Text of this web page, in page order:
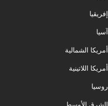
إفريقيا
آسيا
أمريكا الشمالية
أمريكا اللاتينية
روسيا